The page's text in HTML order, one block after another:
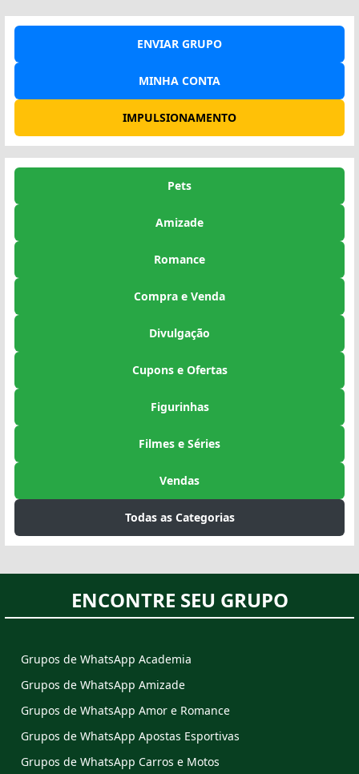
ENVIAR GRUPO
MINHA CONTA
IMPULSIONAMENTO
Pets
Amizade
Romance
Compra e Venda
Divulgação
Cupons e Ofertas
Figurinhas
Filmes e Séries
Vendas
Todas as Categorias
ENCONTRE SEU GRUPO
Grupos de WhatsApp Academia
Grupos de WhatsApp Amizade
Grupos de WhatsApp Amor e Romance
Grupos de WhatsApp Apostas Esportivas
Grupos de WhatsApp Carros e Motos